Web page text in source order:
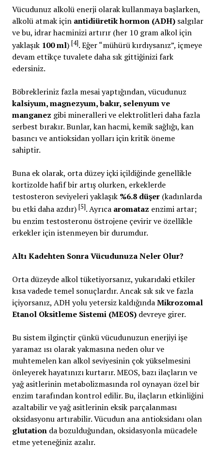
Vücudunuz alkolü enerji olarak kullanmaya başlarken,
alkolü atmak için antidiüretik hormon (ADH)salgılar
ve bu, idrar hacminizi artırır (her 10 gram alkol için
yaklaşık 100 ml) [4]. Eğer “mühürü kırdıysanız”, içmeye
devam ettikçe tuvalete daha sık gittiğinizi fark
edersiniz.
Böbrekleriniz fazla mesai yaptığından, vücudunuz
kalsiyum, magnezyum, bakır, selenyum ve
manganez gibi mineralleri ve elektrolitleri daha fazla
serbest bırakır. Bunlar, kan hacmi, kemik sağlığı, kan
basıncı ve antioksidan yolları için kritik öneme
sahiptir.
Buna ek olarak, orta düzey içki içildiğinde genellikle
kortizolde hafif bir artış olurken, erkeklerde
testosteron seviyeleri yaklaşık %6.8 düşer(kadınlarda
bu etki daha azdır) [5]. Ayrıca aromataz enzimi artar;
bu enzim testosteronu östrojene çevirir ve özellikle
erkekler için istenmeyen bir durumdur.
Altı Kadehten Sonra Vücudunuza Neler Olur?
Orta düzeyde alkol tüketiyorsanız, yukarıdaki etkiler
kısa vadede temel sonuçlardır. Ancak sık sık ve fazla
içiyorsanız, ADH yolu yetersiz kaldığındaMikrozomal
Etanol Oksitleme Sistemi (MEOS)devreye girer.
Bu sistem ilginçtir çünkü vücudunuzun enerjiyi işe
yaramaz ısı olarak yakmasına neden olur ve
muhtemelen kan alkol seviyesinin çok yükselmesini
önleyerek hayatınızı kurtarır. MEOS, bazı ilaçların ve
yağ asitlerinin metabolizmasında rol oynayan özel bir
enzim tarafından kontrol edilir. Bu, ilaçların etkinliğini
azaltabilir ve yağ asitlerinin eksik parçalanması
oksidasyonu artırabilir. Vücudun ana antioksidanı olan
glutationda bozulduğundan, oksidasyonla mücadele
etme yeteneğiniz azalır.